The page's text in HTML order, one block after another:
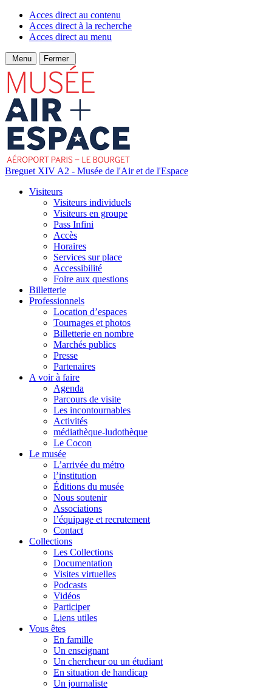
Acces direct au contenu
Acces direct à la recherche
Acces direct au menu
Menu Fermer
Breguet XIV A2 - Musée de l'Air et de l'Espace
Visiteurs
Visiteurs individuels
Visiteurs en groupe
Pass Infini
Accès
Horaires
Services sur place
Accessibilité
Foire aux questions
Billetterie
Professionnels
Location d’espaces
Tournages et photos
Billetterie en nombre
Marchés publics
Presse
Partenaires
A voir à faire
Agenda
Parcours de visite
Les incontournables
Activités
médiathèque-ludothèque
Le Cocon
Le musée
L’arrivée du métro
l’institution
Éditions du musée
Nous soutenir
Associations
l’équipage et recrutement
Contact
Collections
Les Collections
Documentation
Visites virtuelles
Podcasts
Vidéos
Participer
Liens utiles
Vous êtes
En famille
Un enseignant
Un chercheur ou un étudiant
En situation de handicap
Un journaliste